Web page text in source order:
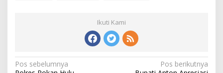
Ikuti Kami
Navigasi
Pos sebelumnya
Pos berikutnya